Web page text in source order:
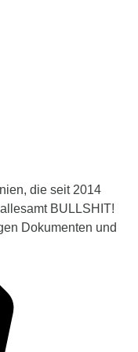
die seit 2014
BULLSHIT!
Dokumenten und